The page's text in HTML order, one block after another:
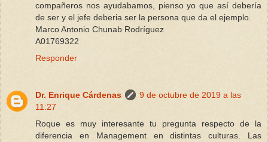
compañeros nos ayudabamos, pienso yo que así debería
de ser y el jefe deberia ser la persona que da el ejemplo.
Marco Antonio Chunab Rodríguez
A01769322
Responder
Dr. Enrique Cárdenas
9 de octubre de 2019 a las
11:27
Roque es muy interesante tu pregunta respecto de la
diferencia en Management en distintas culturas. Las